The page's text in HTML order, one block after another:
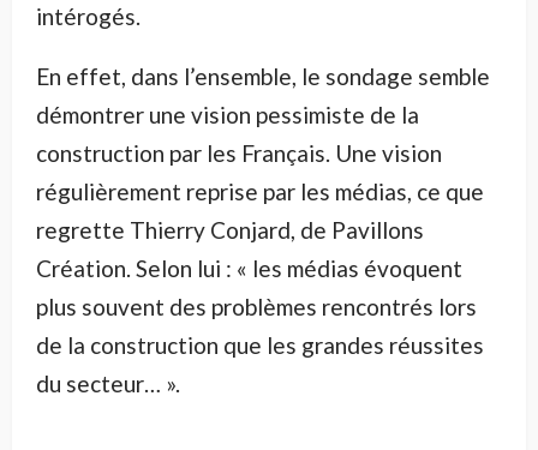
intérogés.
En effet, dans l’ensemble, le sondage semble
démontrer une vision pessimiste de la
construction par les Français. Une vision
régulièrement reprise par les médias, ce que
regrette Thierry Conjard, de Pavillons
Création. Selon lui : « les médias évoquent
plus souvent des problèmes rencontrés lors
de la construction que les grandes réussites
du secteur… ».